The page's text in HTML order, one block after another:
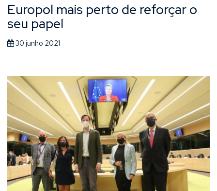
​Europol mais perto de reforçar o
seu papel
30 junho 2021